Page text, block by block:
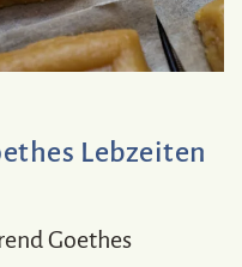
Lebzeiten
Goethes